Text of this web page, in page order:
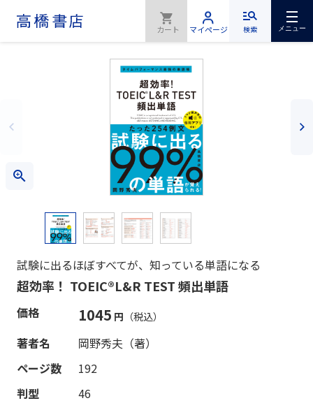
検索 メニュー
試験に出るほぼすべてが、知っている単語になる
超効率！ TOEIC®L&R TEST 頻出単語
価格 1045 円 （税込）
著者名
岡野秀夫（著）
ページ数
192
判型
46